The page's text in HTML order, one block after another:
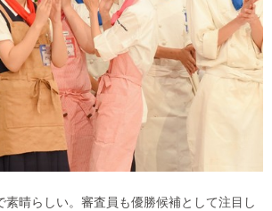
素晴らしい。審査員も優勝候補として注目し